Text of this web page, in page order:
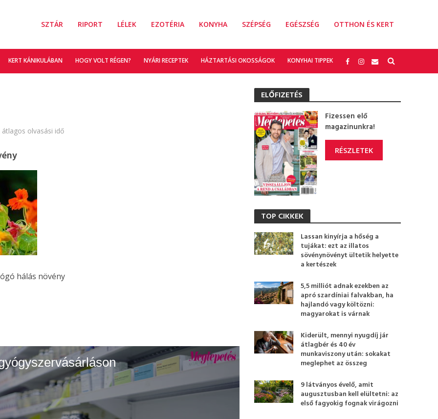
SZTÁR RIPORT LÉLEK EZOTÉRIA KONYHA SZÉPSÉG EGÉSZSÉG OTTHON ÉS KERT
KERT KÁNIKULÁBAN HOGY VOLT RÉGEN? NYÁRI RECEPTEK HÁZTARTÁSI OKOSSÁGOK KONYHAI TIPPEK
átlagos olvasási idő
hálás növény
ELŐFIZETÉS
Fizessen elő
magazinunkra!
RÉSZLETEK
TOP CIKKEK
Lassan kinyírja a hőség a
tujákat: ezt az illatos
sövénynövényt ültetik helyette
a kertészek
5,5 milliót adnak ezekben az
apró szardíniai falvakban, ha
hajlandó vagy költözni:
magyarokat is várnak
Kiderült, mennyi nyugdíj jár
átlagbér és 40 év
munkaviszony után: sokakat
meglephet az összeg
9 látványos évelő, amit
augusztusban kell elültetni: az
első fagyokig fognak virágozni